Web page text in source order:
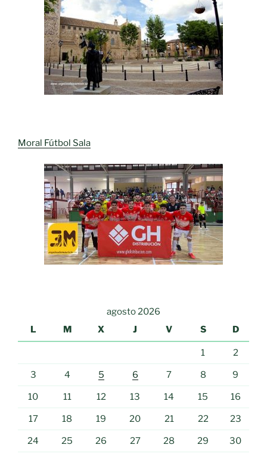
Moral Fútbol Sala
agosto 2026
L
M X J V S D
1 2
3 4 5 6 7 8 9
10 11 12 13 14 15 16
17 18 19 20 21 22 23
24 25 26 27 28 29 30